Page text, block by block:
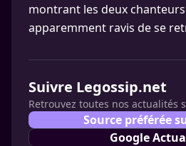
montrant les deux
apparemment ravis de se
Suivre Legossip.net
Retrouvez toutes nos actualités
Source préférée
Google